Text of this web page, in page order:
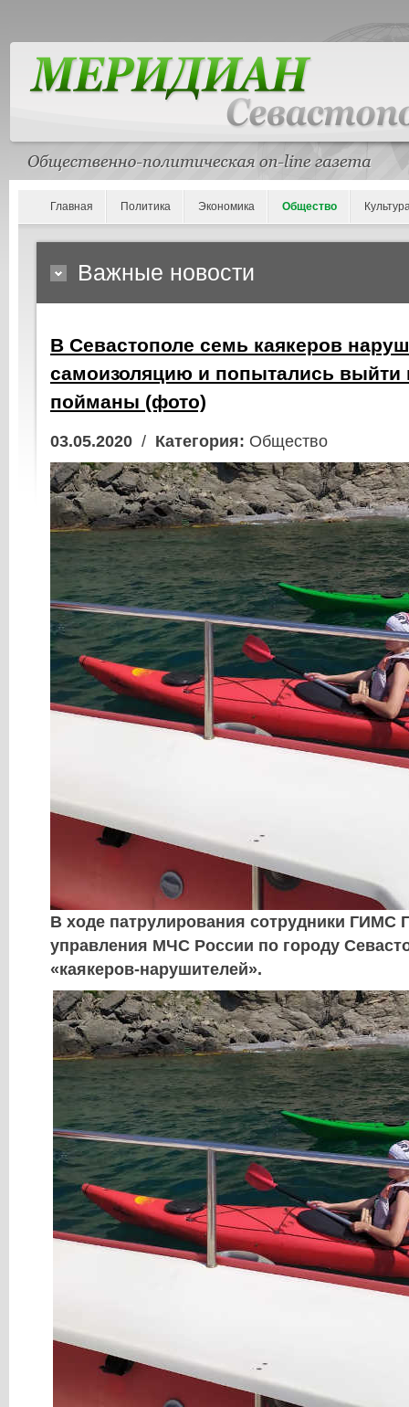
Главная Политика Экономика Общество
Важные новости
В Севастополе семь каякеров
самоизоляцию и попытались
пойманы (фото)
03.05.2020 / Категория: Общество
В ходе патрулирования сотрудники ГИМС
управления МЧС России по городу
«каякеров-нарушителей».